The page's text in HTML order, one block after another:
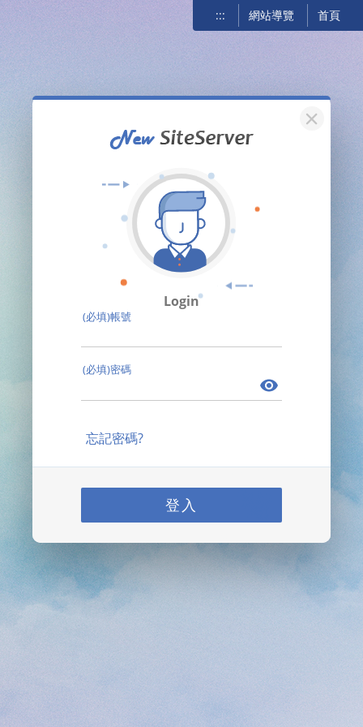
::: 網站導覽 首頁
關閉
Login
(必填)帳號
(必填)密碼
忘記密碼?
登入